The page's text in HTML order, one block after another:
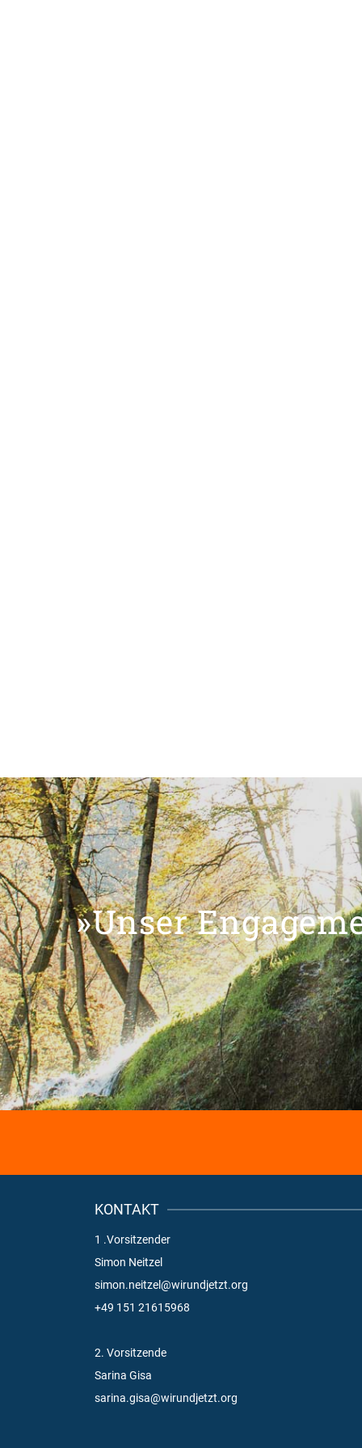
»Unser
KONTAKT
1 .Vorsitzender
Simon Neitzel
simon.neitzel@wirundjetzt.org
+49 151 21615968
2. Vorsitzende
Sarina Gisa
sarina.gisa@wirundjetzt.org